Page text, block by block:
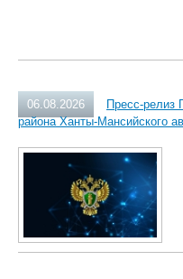
06.08.2026
Пресс-релиз
района Ханты-Мансийского